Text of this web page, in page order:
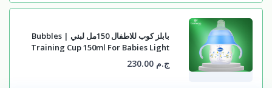
بابلز كوب للاطفال 150مل لبني | Bubbles
Training Cup 150ml For Babies Light
Blue
ج.م 230.00